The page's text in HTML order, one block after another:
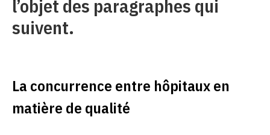
l’objet des paragraphes qui
suivent.
La concurrence entre hôpitaux en
matière de qualité